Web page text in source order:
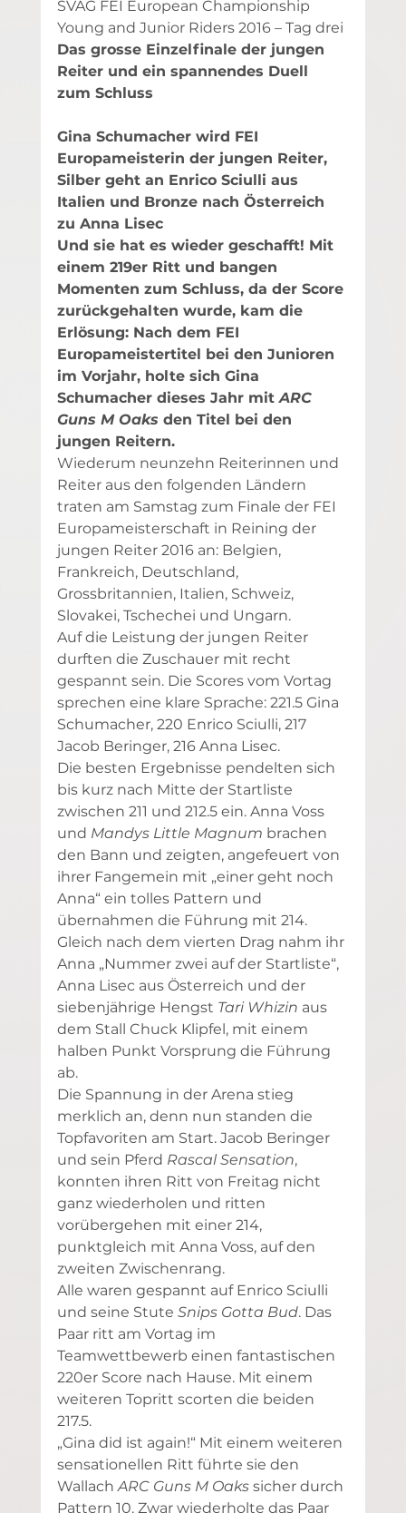
SVAG FEI European Championship
Young and Junior Riders 2016 – Tag drei
Das grosse Einzelfinale der jungen
Reiter und ein spannendes Duell
zum Schluss
Gina Schumacher wird FEI
Europameisterin der jungen Reiter,
Silber geht an Enrico Sciulli aus
Italien und Bronze nach Österreich
zu Anna Lisec
Und sie hat es wieder geschafft! Mit
einem 219er Ritt und bangen
Momenten zum Schluss, da der Score
zurückgehalten wurde, kam die
Erlösung: Nach dem FEI
Europameistertitel bei den Junioren
im Vorjahr, holte sich Gina
Schumacher dieses Jahr mit ARC
Guns M Oaks den Titel bei den
jungen Reitern.
Wiederum neunzehn Reiterinnen und
Reiter aus den folgenden Ländern
traten am Samstag zum Finale der FEI
Europameisterschaft in Reining der
jungen Reiter 2016 an: Belgien,
Frankreich, Deutschland,
Grossbritannien, Italien, Schweiz,
Slovakei, Tschechei und Ungarn.
Auf die Leistung der jungen Reiter
durften die Zuschauer mit recht
gespannt sein. Die Scores vom Vortag
sprechen eine klare Sprache: 221.5 Gina
Schumacher, 220 Enrico Sciulli, 217
Jacob Beringer, 216 Anna Lisec.
Die besten Ergebnisse pendelten sich
bis kurz nach Mitte der Startliste
zwischen 211 und 212.5 ein. Anna Voss
und Mandys Little Magnum brachen
den Bann und zeigten, angefeuert von
ihrer Fangemein mit „einer geht noch
Anna“ ein tolles Pattern und
übernahmen die Führung mit 214.
Gleich nach dem vierten Drag nahm ihr
Anna „Nummer zwei auf der Startliste“,
Anna Lisec aus Österreich und der
siebenjährige Hengst Tari Whizin aus
dem Stall Chuck Klipfel, mit einem
halben Punkt Vorsprung die Führung
ab.
Die Spannung in der Arena stieg
merklich an, denn nun standen die
Topfavoriten am Start. Jacob Beringer
und sein Pferd Rascal Sensation,
konnten ihren Ritt von Freitag nicht
ganz wiederholen und ritten
vorübergehen mit einer 214,
punktgleich mit Anna Voss, auf den
zweiten Zwischenrang.
Alle waren gespannt auf Enrico Sciulli
und seine Stute Snips Gotta Bud. Das
Paar ritt am Vortag im
Teamwettbewerb einen fantastischen
220er Score nach Hause. Mit einem
weiteren Topritt scorten die beiden
217.5.
„Gina did ist again!“ Mit einem weiteren
sensationellen Ritt führte sie den
Wallach ARC Guns M Oaks sicher durch
Pattern 10. Zwar wiederholte das Paar